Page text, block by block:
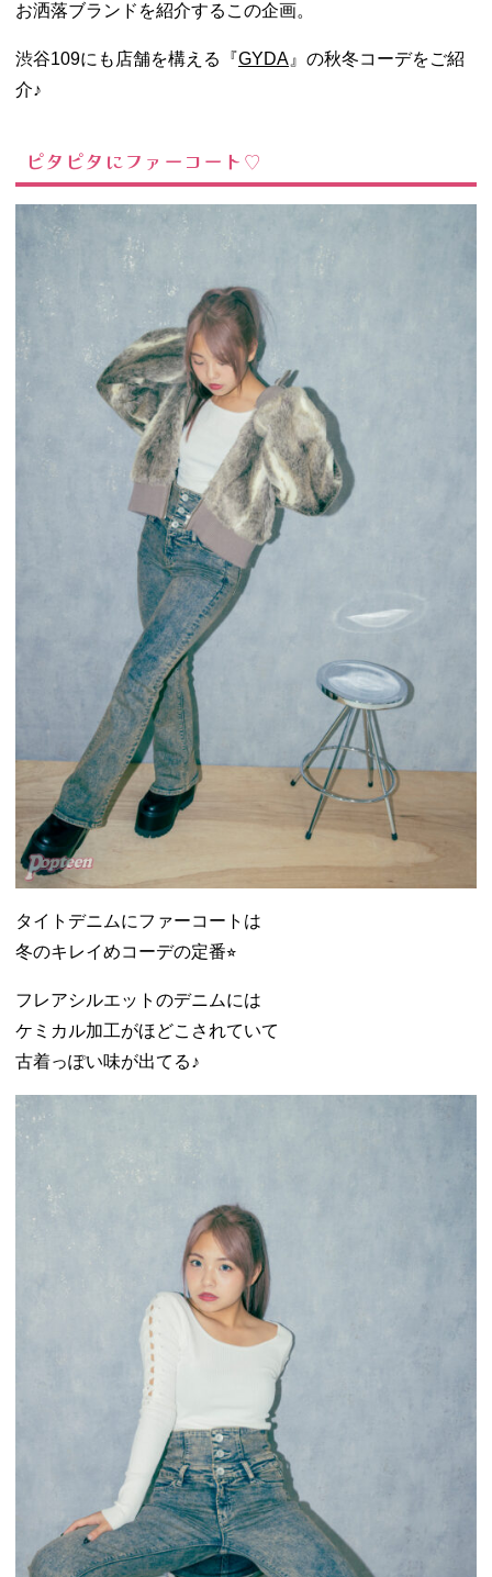
お洒落ブランドを紹介するこの企画。
渋谷109にも店舗を構える『GYDA』の秋冬コーデをご紹
介♪
ピタピタにファーコート♡
タイトデニムにファーコートは
冬のキレイめコーデの定番⭐︎
フレアシルエットのデニムには
ケミカル加工がほどこされていて
古着っぽい味が出てる♪